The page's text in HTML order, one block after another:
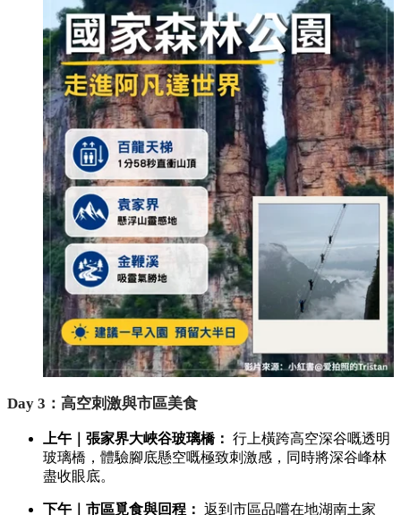
Day 3：高空刺激與市區美食
上午｜張家界大峽谷玻璃橋： 行上橫跨高空深谷嘅透明
玻璃橋，體驗腳底懸空嘅極致刺激感，同時將深谷峰林
盡收眼底。
下午｜市區覓食與回程： 返到市區品嚐在地湖南土家